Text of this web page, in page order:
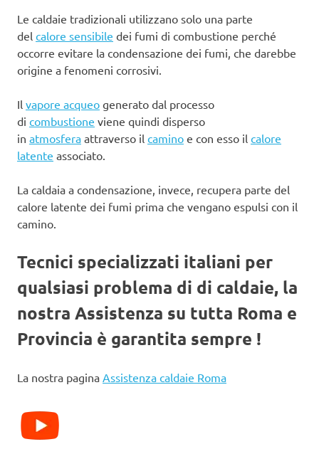
Le caldaie tradizionali utilizzano solo una parte
del calore sensibile dei fumi di combustione perché
occorre evitare la condensazione dei fumi, che darebbe
origine a fenomeni corrosivi.
Il vapore acqueo generato dal processo
di combustione viene quindi disperso
in atmosfera attraverso il camino e con esso il calore
latente associato.
La caldaia a condensazione, invece, recupera parte del
calore latente dei fumi prima che vengano espulsi con il
camino.
Tecnici specializzati italiani per
qualsiasi problema di di caldaie, la
nostra Assistenza su tutta Roma e
Provincia è garantita sempre !
La nostra pagina Assistenza caldaie Roma